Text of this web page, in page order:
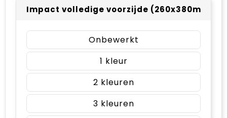
Impact volledige voorzijde (260x380mm)
Onbewerkt
1
2
3